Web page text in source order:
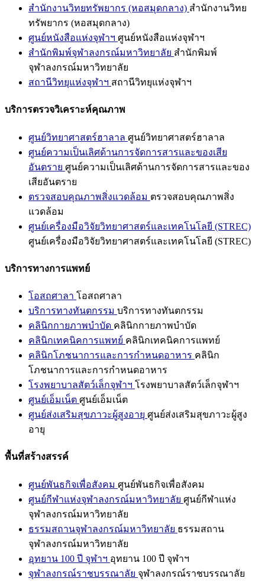
สำนักงานวิทยทรัพยากร (หอสมุดกลาง) สำนักงานวิทย
ทรัพยากร (หอสมุดกลาง)
ศูนย์หนังสือแห่งจุฬาฯ ศูนย์หนังสือแห่งจุฬาฯ
สำนักพิมพ์จุฬาลงกรณ์มหาวิทยาลัย สำนักพิมพ์
จุฬาลงกรณ์มหาวิทยาลัย
สถานีวิทยุแห่งจุฬาฯ สถานีวิทยุแห่งจุฬาฯ
บริการตรวจวิเคราะห์คุณภาพ
ศูนย์วิทยาศาสตร์ฮาลาล ศูนย์วิทยาศาสตร์ฮาลาล
ศูนย์ความเป็นเลิศด้านการจัดการสารและของเสีย
อันตราย ศูนย์ความเป็นเลิศด้านการจัดการสารและของ
เสียอันตราย
ตรวจสอบคุณภาพสิ่งแวดล้อม ตรวจสอบคุณภาพสิ่ง
แวดล้อม
ศูนย์เครื่องมือวิจัยวิทยาศาสตร์และเทคโนโลยี (STREC)
ศูนย์เครื่องมือวิจัยวิทยาศาสตร์และเทคโนโลยี (STREC)
บริการทางการแพทย์
โอสถศาลา โอสถศาลา
บริการทางทันตกรรม บริการทางทันตกรรม
คลินิกกายภาพบำบัด คลินิกกายภาพบำบัด
คลินิกเทคนิคการแพทย์ คลินิกเทคนิคการแพทย์
คลินิกโภชนาการและการกำหนดอาหาร คลินิก
โภชนาการและการกำหนดอาหาร
โรงพยาบาลสัตว์เล็กจุฬาฯ โรงพยาบาลสัตว์เล็กจุฬาฯ
ศูนย์เอ็มเน็ต ศูนย์เอ็มเน็ต
ศูนย์ส่งเสริมสุขภาวะผู้สูงอายุ ศูนย์ส่งเสริมสุขภาวะผู้สูง
อายุ
พื้นที่สร้างสรรค์
ศูนย์พันธกิจเพื่อสังคม ศูนย์พันธกิจเพื่อสังคม
ศูนย์กีฬาแห่งจุฬาลงกรณ์มหาวิทยาลัย ศูนย์กีฬาแห่ง
จุฬาลงกรณ์มหาวิทยาลัย
ธรรมสถานจุฬาลงกรณ์มหาวิทยาลัย ธรรมสถาน
จุฬาลงกรณ์มหาวิทยาลัย
อุทยาน 100 ปี จุฬาฯ อุทยาน 100 ปี จุฬาฯ
จุฬาลงกรณ์ราชบรรณาลัย จุฬาลงกรณ์ราชบรรณาลัย